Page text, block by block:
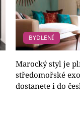
BYDLENÍ
Marocký styl je
středomořské
dostanete i do